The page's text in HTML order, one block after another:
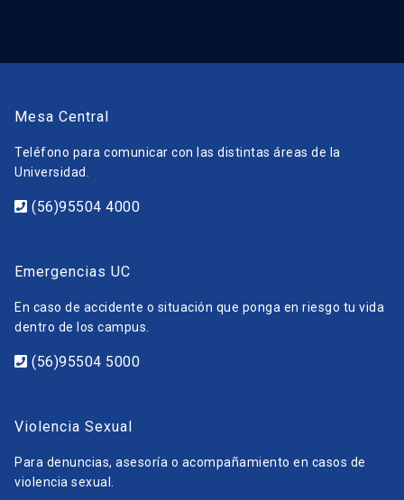
Mesa Central
Teléfono para comunicar con las distintas áreas de la
Universidad.
(56)95504 4000
Emergencias UC
En caso de accidente o situación que ponga en riesgo tu vida
dentro de los campus.
(56)95504 5000
Violencia Sexual
Para denuncias, asesoría o acompañamiento en casos de
violencia sexual.